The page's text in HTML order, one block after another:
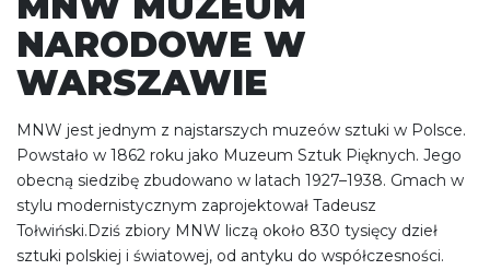
NARODOWE W
WARSZAWIE
MNW jest jednym z najstarszych muzeów sztuki w Polsce.
Powstało w 1862 roku jako Muzeum Sztuk Pięknych. Jego
obecną siedzibę zbudowano w latach 1927–1938. Gmach w
stylu modernistycznym zaprojektował Tadeusz
Tołwiński.Dziś zbiory MNW liczą około 830 tysięcy dzieł
sztuki polskiej i światowej, od antyku do współczesności.